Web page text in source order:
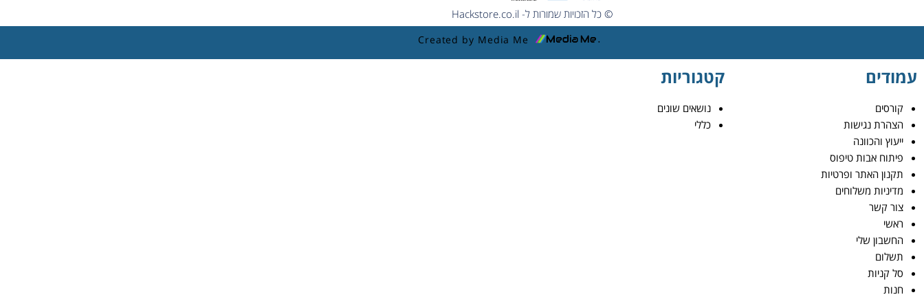
© כל הזכויות שמורות ל- Hackstore.co.il
Created by Media Me
עמודים
קורסים
הצהרת נגישות
ייעוץ והכוונה
פיתוח אבות טיפוס
תקנון האתר ופרטיות
מדיניות משלוחים
צור קשר
ראשי
החשבון שלי
תשלום
סל קניות
חנות
קטגוריות
נושאים שונים
כללי